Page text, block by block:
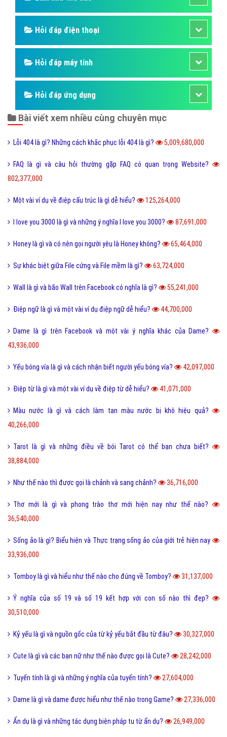
Hỏi đáp điện thoại
Hỏi đáp máy tính
Hỏi đáp ứng dụng
Bài viết xem nhiều cùng chuyên mục
Lỗi 404 là gì? Những cách khắc phục lỗi 404 là gì? 5,009,680,000
FAQ là gì và câu hỏi thường gặp FAQ có quan trọng Website?
802,377,000
Một vài ví dụ về điệp cấu trúc là gì dễ hiểu? 125,264,000
I love you 3000 là gì và những ý nghĩa I love you 3000? 87,691,000
Honey là gì và có nên gọi người yêu là Honey không? 65,464,000
Sự khác biệt giữa File cứng và File mềm là gì? 63,724,000
Wall là gì và bão Wall trên Facebook có nghĩa là gì? 55,241,000
Điệp ngữ là gì và một vài ví dụ điệp ngữ dễ hiểu? 44,700,000
Dame là gì trên Facebook và một vài ý nghĩa khác của Dame?
43,936,000
Yếu bóng vía là gì và cách nhận biết người yếu bóng vía? 42,097,000
Điệp từ là gì và một vài ví dụ về điệp từ dễ hiểu? 41,071,000
Màu nước là gì và cách làm tan màu nước bị khô hiệu quả?
40,266,000
Tarot là gì và những điều về bói Tarot có thể bạn chưa biết?
38,884,000
Như thế nào thì được gọi là chảnh và sang chảnh? 36,716,000
Thơ mới là gì và phong trào thơ mới hiện nay như thế nào?
36,540,000
Sống ảo là gì? Biểu hiện và Thực trạng sống ảo của giới trẻ hiện nay
33,936,000
Tomboy là gì và hiểu như thế nào cho đúng về Tomboy? 31,137,000
Ý nghĩa của số 19 và số 19 kết hợp với con số nào thì đẹp?
30,510,000
Kỷ yếu là gì và nguồn gốc của từ kỷ yếu bắt đầu từ đâu? 30,327,000
Cute là gì và các bạn nữ như thế nào được gọi là Cute? 28,242,000
Tuyến tính là gì và những ý nghĩa của tuyến tính? 27,604,000
Dame là gì và dame được hiểu như thế nào trong Game? 27,336,000
Ẩn dụ là gì và những tác dụng biện pháp tu từ ẩn dụ? 26,949,000